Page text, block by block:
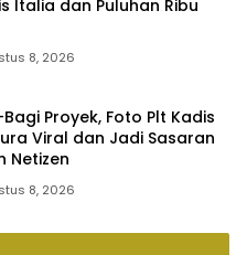
Italia dan Puluhan Ribu
8, 2026
Proyek, Foto Plt Kadis
Viral dan Jadi Sasaran
Netizen
8, 2026